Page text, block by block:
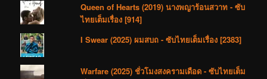
Queen of Hearts (2019) นางพญาร้อนสวาท - ซับ
ไทยเต็มเรื่อง [914]
I Swear (2025) ผมสบถ - ซับไทยเต็มเรื่อง [2383]
Warfare (2025) ชั่วโมงสงครามเดือด - ซับไทยเต็ม